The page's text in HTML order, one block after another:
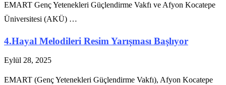
EMART Genç Yetenekleri Güçlendirme Vakfı ve Afyon Kocatepe
Üniversitesi (AKÜ) …
4.Hayal Melodileri Resim Yarışması Başlıyor
Eylül 28, 2025
EMART (Genç Yetenekleri Güçlendirme Vakfı), Afyon Kocatepe